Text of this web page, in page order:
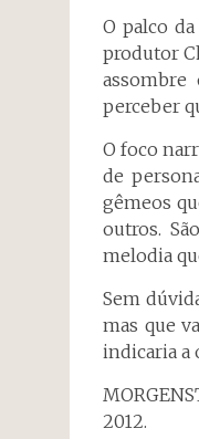
O palco
produtor
assombre
perceber
O foco
de
gêmeos
outros.
melodia
Sem
mas que
indicaria a
2012.